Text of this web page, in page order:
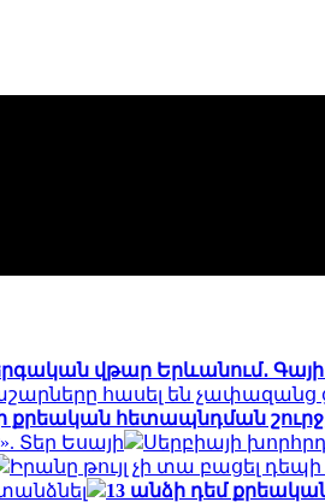
վթար Երևանում․
հասել են
քրեական հետապնդման
Տեր Եսայի
Սերբիայի
Իրանը թույլ չի տա բացել
13 անձի դեմ